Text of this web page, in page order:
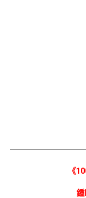
《
鍾